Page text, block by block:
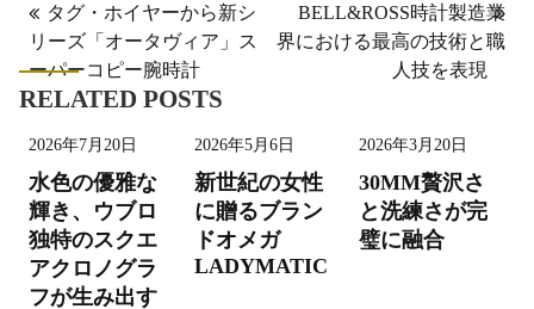
投
稿
ナ
ゲ
ー
シ
ョ
タグ・ホイヤーから新シ
リーズ「オータヴィア」ス
ーパーコピー腕時計
BELL&ROSS時計製造業
界における最高の技術と職
人技を表現
RELATED POSTS
2026年7月20日
水色の優雅な
輝き、ウブロ
独特のスクエ
アクロノグラ
フが生み出す
2026年5月6日
新世紀の女性
に贈るブラン
ドオメガ
LADYMATIC
2026年3月20日
30MM贅沢さ
と洗練さが完
璧に融合